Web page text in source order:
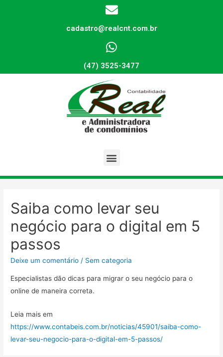
cadastro@realcnt.com.br
(47) 3525-3477
Saiba como levar seu
negócio para o digital em 5
passos
Deixe um comentário / Sem categoria
Especialistas dão dicas para migrar o seu negócio para o
online de maneira correta.
Leia mais em
https://www.contabeis.com.br/noticias/45901/saiba-como-
levar-seu-negocio-para-o-digital-em-5-passos/